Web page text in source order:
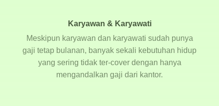
Karyawan & Karyawati
Meskipun karyawan dan karyawati sudah punya
gaji tetap bulanan, banyak sekali kebutuhan hidup
yang sering tidak ter-cover dengan hanya
mengandalkan gaji dari kantor.